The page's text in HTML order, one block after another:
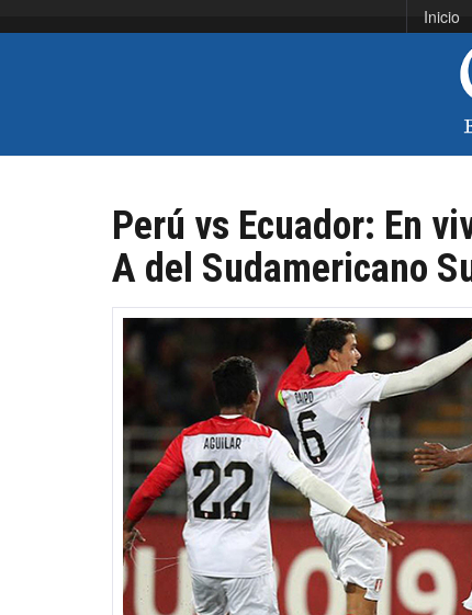
Inicio
Perú vs Ecuador: En
A del Sudamericano